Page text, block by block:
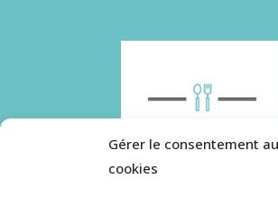
Gérer le consentement
cookies